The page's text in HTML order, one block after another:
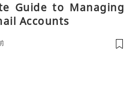
Guide to Managing
Accounts